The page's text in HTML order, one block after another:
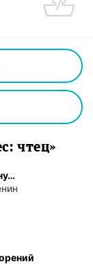
чтец»